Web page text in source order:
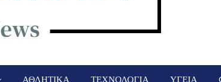
ΑΘΛΗΤΙΚΑ ΤΕΧΝΟΛΟΓΙΑ ΥΓΕΙΑ